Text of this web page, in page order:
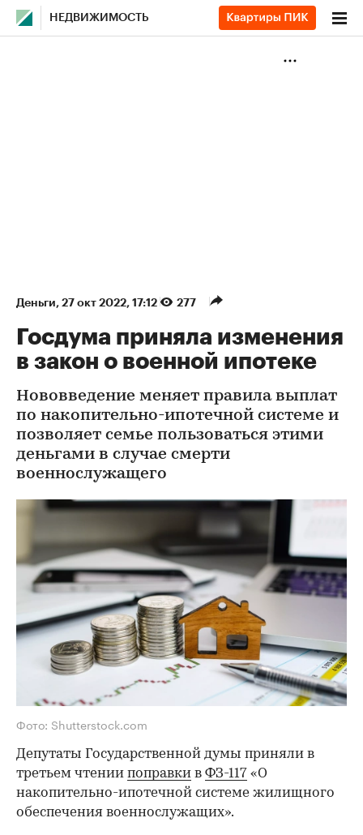
НЕДВИЖИМОСТЬ
Деньги⁠, 27 окт 2022, 17:12 277
Госдума приняла изменения
в закон о военной ипотеке
Нововведение меняет правила выплат
по накопительно-ипотечной системе и
позволяет семье пользоваться этими
деньгами в случае смерти
военнослужащего
Фото: Shutterstock.com
Депутаты Государственной думы приняли в
третьем чтении поправки в ФЗ-117 «О
накопительно-ипотечной системе жилищного
обеспечения военнослужащих».